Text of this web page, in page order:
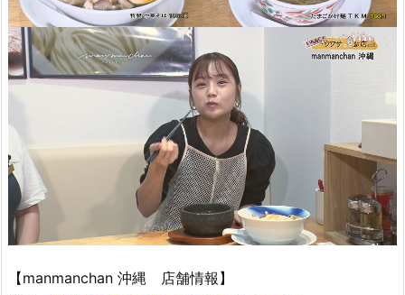
【manmanchan 沖縄 店舗情報】